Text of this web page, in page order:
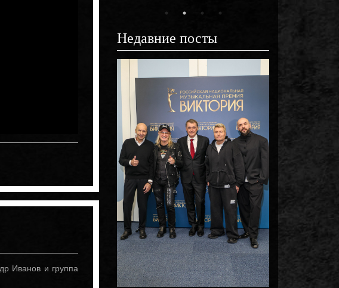
Иванов и группа
Недавние посты
Премьера клипа